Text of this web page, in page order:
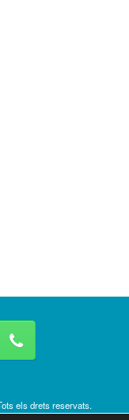
els drets reservats.